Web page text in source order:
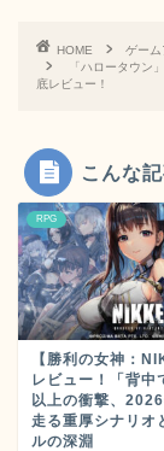
HOME
ゲーム
「ハロータウン
底レビュー！
こんな
RPG
【勝利の女神：
レビュー！「背中
以上の衝撃、
走る重厚シナリオ
ルの深淵